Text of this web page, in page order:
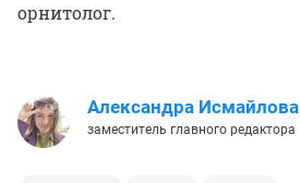
орнитолог.
Александра Исмайлова
заместитель главного редактора